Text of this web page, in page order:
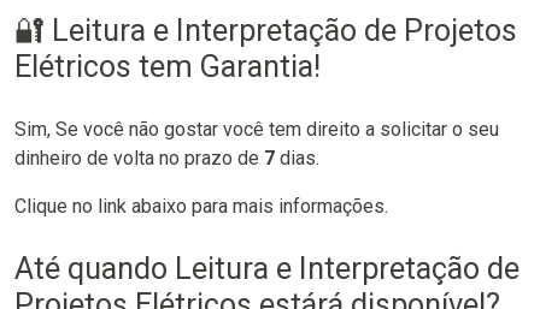
🔐 Leitura e Interpretação de Projetos
Elétricos tem Garantia!
Sim, Se você não gostar você tem direito a solicitar o seu
dinheiro de volta no prazo de 7 dias.
Clique no link abaixo para mais informações.
Até quando Leitura e Interpretação de